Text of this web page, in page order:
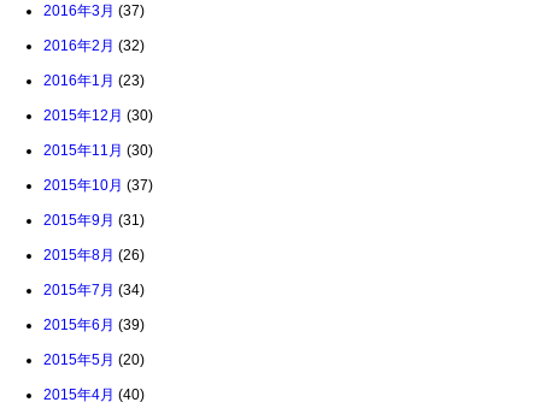
2016年3月 (37)
2016年2月 (32)
2016年1月 (23)
2015年12月 (30)
2015年11月 (30)
2015年10月 (37)
2015年9月 (31)
2015年8月 (26)
2015年7月 (34)
2015年6月 (39)
2015年5月 (20)
2015年4月 (40)